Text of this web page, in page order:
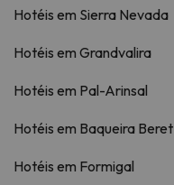
Hotéis em Sierra Nevada
Hotéis em Grandvalira
Hotéis em Pal-Arinsal
Hotéis em Baqueira Beret
Hotéis em Formigal